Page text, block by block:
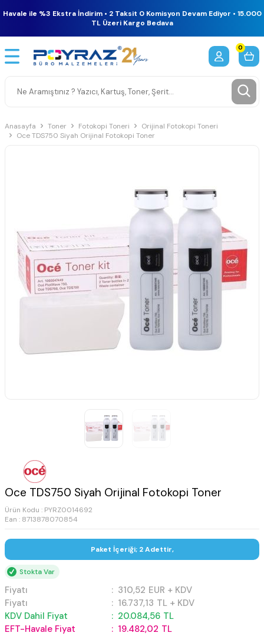
Havale ile %3 Ekstra İndirim • 2 Taksit 0 Komisyon Devam Ediyor • 15.000
TL Üzeri Kargo Bedava
0
Anasayfa Toner Fotokopi Toneri
Orijinal Fotokopi Toneri
Oce TDS750 Siyah Orijinal Fotokopi Toner
Oce TDS750 Siyah Orijinal Fotokopi Toner
Ürün Kodu : PYRZ0014692
Ean : 8713878070854
Paket İçeriği; 2 Adettir,
Stokta Var
Fiyatı : 310,52 EUR + KDV
Fiyatı
: 16.737,13 TL + KDV
KDV Dahil Fiyat
: 20.084,56 TL
EFT-Havale Fiyat
: 19.482,02 TL